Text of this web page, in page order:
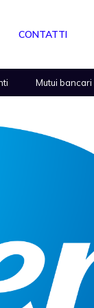
CONTATTI
Mutui bancari